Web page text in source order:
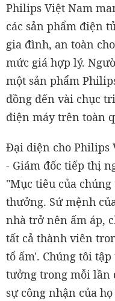
Philips Việt Nam
các sản phẩm điện
gia đình, an toàn
mức giá hợp lý.
một sản phẩm
đồng đến vài chục
điện máy trên toàn
Đại diện cho Philips
- Giám đốc tiếp thị
"Mục tiêu của
thưởng. Sứ mệnh
nhà trở nên ấm áp,
tất cả thành viên
tổ ấm'. Chúng tôi
tưởng trong mỗi lần
sự công nhận của